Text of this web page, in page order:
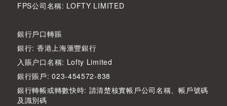
FPS公司名稱: LOFTY LIMITED
銀行戶口轉賬
銀行: 香港上海滙豐銀行
入賬户口名稱: Lofty Limited
銀行賬戶: 023-454572-838
銀行轉帳或轉數快時: 請清楚核實帳戶公司名稱、帳戶號碼
及識別碼